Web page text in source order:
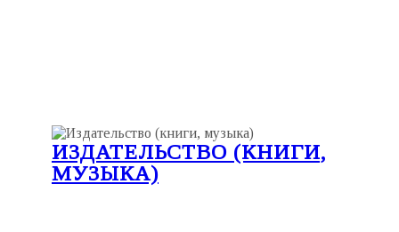
ИЗДАТЕЛЬСТВО (КНИГИ,
МУЗЫКА)